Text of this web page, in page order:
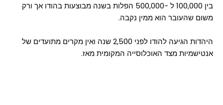
בין 100,000 ל -500,000 הפלות בשנה מבוצעות בהודו אך ורק
משום שהעובר הוא ממין נקבה.
היהדות הגיעה להודו לפני 2,500 שנה ואין מקרים מתועדים של
אנטישמיות מצד האוכלוסייה המקומית מאז.